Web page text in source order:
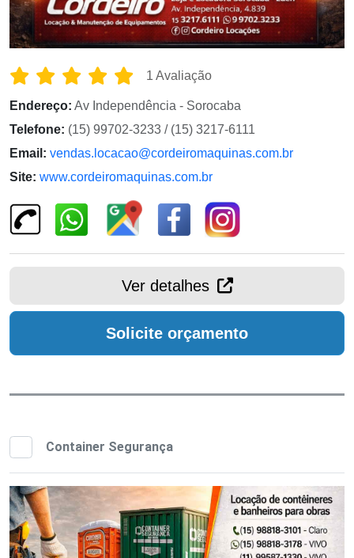
1 Avaliação
Endereço: Av Independência - Sorocaba
Telefone: (15) 99702-3233 / (15) 3217-6111
Email: vendas.locacao@cordeiromaquinas.com.br
Site: www.cordeiromaquinas.com.br
Ver detalhes
Solicite orçamento
Container Segurança